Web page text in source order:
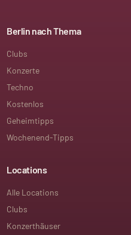
Berlin nach Thema
Clubs
Konzerte
Techno
Kostenlos
Geheimtipps
Wochenend-Tipps
Locations
Alle Locations
Clubs
Konzerthäuser